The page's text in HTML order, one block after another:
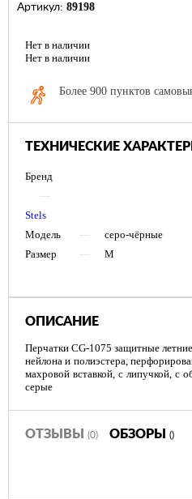
Артикул: 89198
Нет в наличии
Нет в наличии
Более 900 пунктов
ТЕХНИЧЕСКИЕ
Бренд
—
Stels
Модель
—
серо-чёрные
Размер
— M
ОПИСАНИЕ
Перчатки CG-1075 защитные
нейлона и полиэстера,
махровой вставкой, с липучкой, с
серые
ОТЗЫВЫ (0) ОБЗОРЫ ()